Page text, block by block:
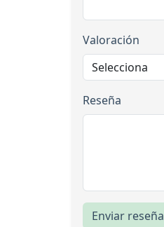
Valoración
Reseña
Enviar reseña